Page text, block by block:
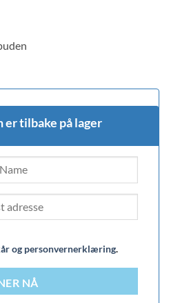
er tilbake på lager
og personvernerklæring.
NÅ